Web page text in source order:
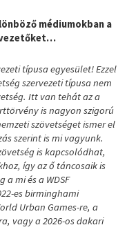
médiumokban a
típusa egyesület! Ezzel
szervezeti típusa nem
Itt van tehát az a
is nagyon szigorú
szövetséget ismer el
szerint is mi vagyunk.
is kapcsolódhat,
így az ő táncosaik is
mi és a WDSF
es birminghami
Urban Games-re, a
vagy a 2026-os dakari